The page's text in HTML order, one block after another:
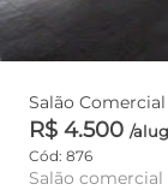
R$ 4.500 /
Cód: 876
Salão